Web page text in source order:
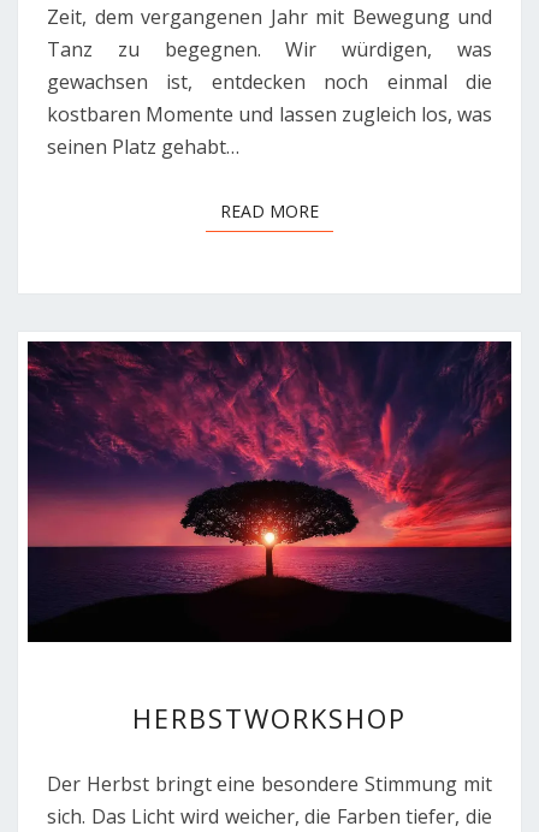
Zeit, dem vergangenen Jahr mit Bewegung und
Tanz zu begegnen. Wir würdigen, was
gewachsen ist, entdecken noch einmal die
kostbaren Momente und lassen zugleich los, was
seinen Platz gehabt…
READ MOREREAD MORE
HERBSTWORKSHOP
Der Herbst bringt eine besondere Stimmung mit
sich. Das Licht wird weicher, die Farben tiefer, die